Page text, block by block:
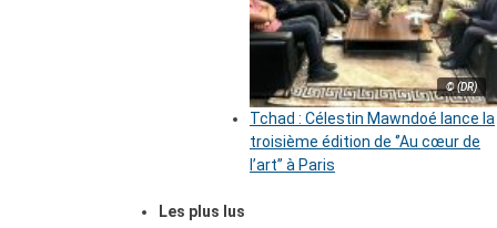
© (DR)
Tchad : Célestin Mawndoé lance la
troisième édition de ‘’Au cœur de
l’art’’ à Paris
Les plus lus